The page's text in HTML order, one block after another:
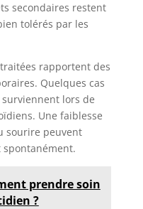
secondaires restent
tolérés par les
rapportent des
Quelques cas
lors de
Une faiblesse
sourire peuvent
prendre soin
?